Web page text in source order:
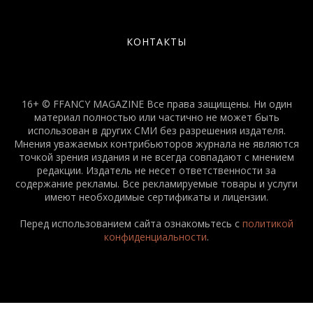
КОНТАКТЫ
16+ © FFANCY MAGAZINE Все права защищены. Ни один
материал полностью или частично не может быть
использован в других СМИ без разрешения издателя.
Мнения уважаемых контрибьюторов журнала не являются
точкой зрения издания и не всегда совпадают с мнением
редакции. Издатель не несет ответственности за
содержание рекламы. Все рекламируемые товары и услуги
имеют необходимые сертификаты и лицензии.
Перед использованием сайта ознакомьтесь с политикой
конфиденциальности.